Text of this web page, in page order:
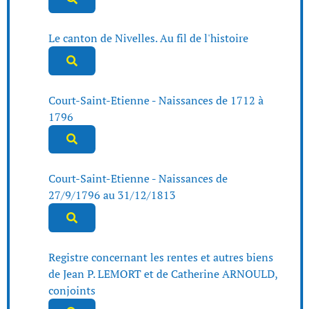
Le canton de Nivelles. Au fil de l'histoire
Court-Saint-Etienne - Naissances de 1712 à
1796
Court-Saint-Etienne - Naissances de
27/9/1796 au 31/12/1813
Registre concernant les rentes et autres biens
de Jean P. LEMORT et de Catherine ARNOULD,
conjoints